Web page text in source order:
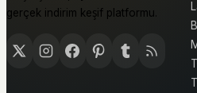
gerçek indirim keşif platformu.